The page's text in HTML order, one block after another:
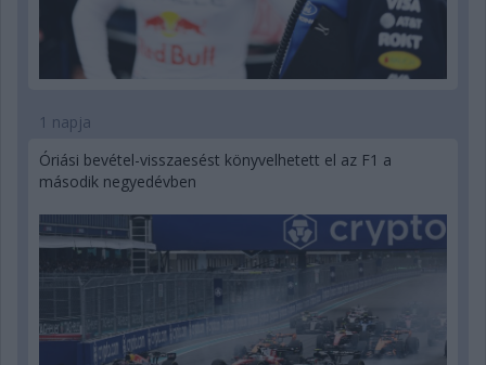
1 napja
Óriási bevétel-visszaesést könyvelhetett el az F1 a
második negyedévben